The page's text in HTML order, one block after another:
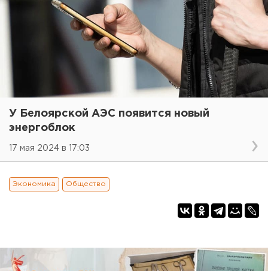
У Белоярской АЭС появится новый
энергоблок
17 мая 2024 в 17:03
Экономика Общество